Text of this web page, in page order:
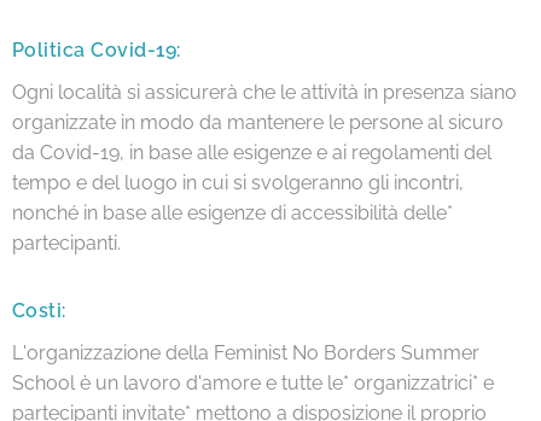
Politica Covid-19:
Ogni località si assicurerà che le attività in presenza siano
organizzate in modo da mantenere le persone al sicuro
da Covid-19, in base alle esigenze e ai regolamenti del
tempo e del luogo in cui si svolgeranno gli incontri,
nonché in base alle esigenze di accessibilità delle*
partecipanti.
Costi:
L'organizzazione della Feminist No Borders Summer
School è un lavoro d'amore e tutte le* organizzatrici* e
partecipanti invitate* mettono a disposizione il proprio